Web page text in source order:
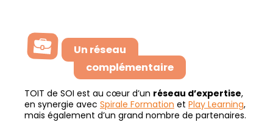
Un réseau
complémentaire
TOIT de SOI est au cœur d’un réseau d’expertise,
en synergie avec Spirale Formation et Play Learning,
mais également d’un grand nombre de partenaires.